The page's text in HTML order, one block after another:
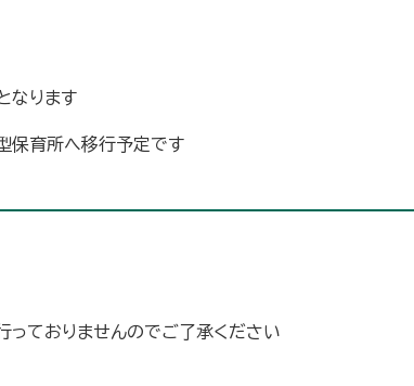
なります
保育所へ移行予定です
っておりませんのでご了承ください